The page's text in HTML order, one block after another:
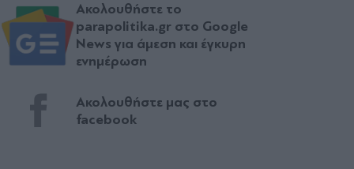
Ακολουθήστε το
parapolitika.gr στο Google
News για άμεση και έγκυρη
ενημέρωση
Ακολουθήστε μας στο
facebook